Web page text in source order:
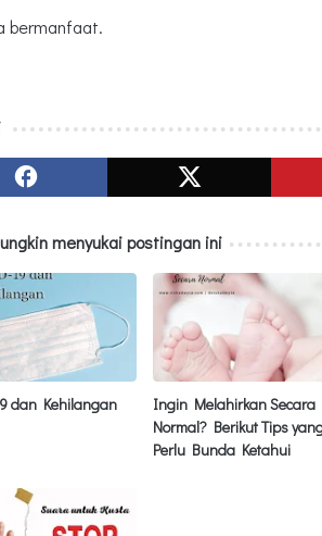
bermanfaat.
menyukai postingan ini
dan Kehilangan
Ingin Melahirkan Secara
Normal? Berikut Tips
Perlu Bunda Ketahui